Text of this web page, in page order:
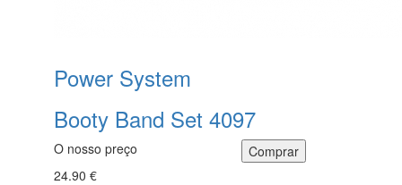
Power System
Booty Band Set 4097
O nosso preço
24.90 €